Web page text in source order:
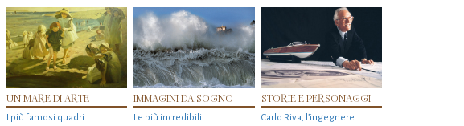
UN MARE DI ARTE
I più famosi quadri
IMMAGINI DA SOGNO
Le più incredibili
STORIE E PERSONAGGI
Carlo Riva, l’ingegnere